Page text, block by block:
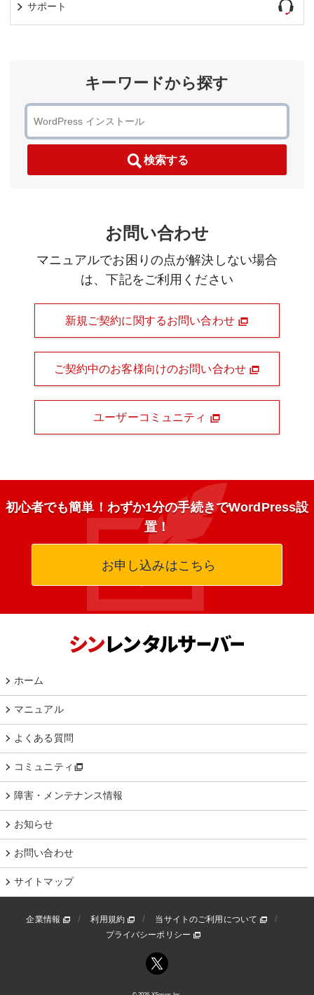
サポート
キーワードから探す
検索する
お問い合わせ
マニュアルでお困りの点が解決しない場合
は、下記をご利用ください
新規ご契約に関するお問い合わせ
ご契約中のお客様向けのお問い合わせ
ユーザーコミュニティ
初心者でも簡単！わずか1分の手続きでWordPress設
置！
お申し込みはこちら
ホーム
マニュアル
よくある質問
コミュニティ
障害・メンテナンス情報
お知らせ
お問い合わせ
サイトマップ
企業情報 利用規約
当サイトのご利用について
プライバシーポリシー